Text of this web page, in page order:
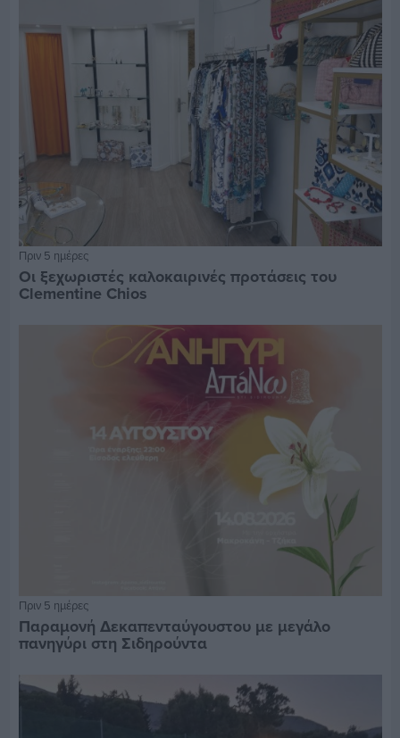
Πριν 5 ημέρες
Οι ξεχωριστές καλοκαιρινές προτάσεις του
Clementine Chios
Πριν 5 ημέρες
Παραμονή Δεκαπενταύγουστου με μεγάλο
πανηγύρι στη Σιδηρούντα